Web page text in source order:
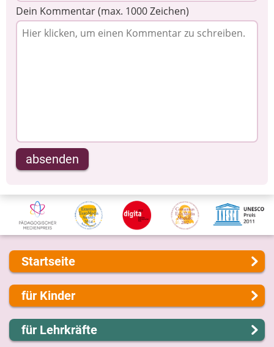
Dein Kommentar (max. 1000 Zeichen)
absenden
Startseite
Über uns
Presse
Kontakt
Impressum
für Kinder
Lernen und Schule
Hobby und Freizeit
für Lehrkräfte